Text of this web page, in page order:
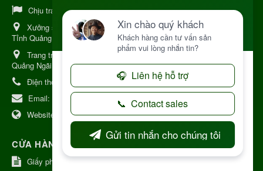
Chịu trách nhiệm:Chủ cơ sở Nguyễn Nhật Trường
Xưởng sản xuất:34 Lý Thường Kiệt, Tổ 6, Phường Kon Tum,
Tỉnh Quảng Ngải
Trang trại Dược Liệu Hữu Cơ:Khu 37 Hộ Xã Măng Đen Tỉnh
Quảng Ngãi
Điện thoại:
+84 906968923
Email:
kinhdoanh@nhattruongkontum.com
Website:
https://www.nhattruongkontum.com
CỬA HÀNG GIỚI THIỆU TẠI NHẬT BẢN
Giấy phép số: 080-9475-1379